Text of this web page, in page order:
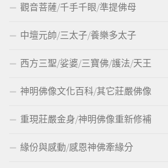
觀音菩薩/千手千眼/準提佛母
中壇元帥/三太子/養樂多太子
西方三聖/娑婆/三寶佛/護法/天王
神明佛像文化百科/其它莊嚴佛像
重現莊嚴金身/神明佛像重新修補
緣份與感動/感恩神佛牽緣分